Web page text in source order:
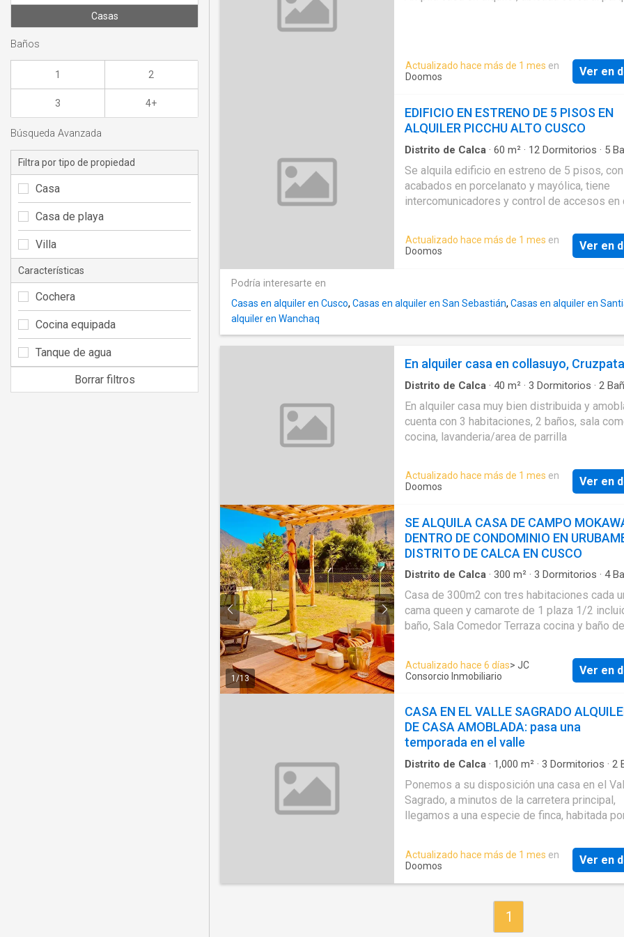
dos cuadras de la Plaza de Armas de
Calca
,
propiedad lista para operar, con
mobiliario y equipamiento que permiten
PILCO
PRECIO DEL ALQUILER: S/1700
Actualizado hace más de 1 mes en
Doomos
Ver en
EDIFICIO EN ESTRENO DE 5 PISOS EN
ALQUILER PICCHU ALTO CUSCO
Distrito de Calca · 60 m² · 12 Dormitorios · 5
Seguridad
Se alquila edificio en estreno de 5 pisos, con
acabados en porcelanato y mayólica, tiene
intercomunicadores y control de accesos en
, construida en un terreno de 60 m2,
negocios, ONGs, Casa Familiar, etc. TIENE
SIGUIENTES CARACTERISTICAS: PRIMER
habitaciones - 1 baño completo - Sala
cocina - Lavandería - 1 habitación - Tanque
Actualizado hace más de 1 mes en
Doomos
Ver en
Podría interesarte en
Casas en alquiler en Cusco, Casas en alquiler en San Sebastián, Casas en alquiler en
alquiler en Wanchaq
En alquiler casa en collasuyo, Cruzpata
Distrito de Calca · 40 m² · 3 Dormitorios · 2
En alquiler casa muy bien distribuida y
cuenta con 3 habitaciones, 2 baños, sala
cocina, lavanderia/area de parrilla
Actualizado hace más de 1 mes en
Doomos
Ver en
1 /13
SE ALQUILA CASA DE CAMPO
DENTRO DE CONDOMINIO EN
DISTRITO DE CALCA EN CUSCO
Distrito de Calca · 300 m² · 3 Dormitorios · 4
·Barbacoa·Caseta de vigilancia·Chimenea·
equipada·Cochera·Internet · Jardín· Seguridad
Terraza·Vista panorámica·Wifi
Casa de 300m2 con tres habitaciones cada
cama queen y camarote de 1 plaza 1/2
baño, Sala Comedor Terraza cocina y baño
personas. La capacidad total de la casa es
personas por la cual se restructura el monto
casa
Actualizado hace 6 días> JC
Consorcio Inmobiliario
Ver en
CASA EN EL VALLE SAGRADO
DE CASA AMOBLADA: pasa una
temporada en el valle
Distrito de Calca · 1,000 m² · 3 Dormitorios · 2
equipada· Spa·Chimenea
Ponemos a su disposición una casa en el
Sagrado, a minutos de la carretera principal,
llegamos a una especie de finca, habitada
tranquila rodeada de áreas verdes. Entre
casas hay un cerco de cipres que da acceso
jardín grande rodeado de flores de la zona y
sala de estar con vista al jardín además 2
Actualizado hace más de 1 mes en
Doomos
Ver en
1
Casas
Baños
1 2
3 4+
Búsqueda Avanzada
Filtra por tipo de propiedad
Casa
Casa de playa
Villa
Características
Cochera
Cocina equipada
Tanque de agua
Borrar filtros